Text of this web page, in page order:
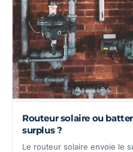
Routeur solaire ou
surplus ?
Le routeur solaire envoie le